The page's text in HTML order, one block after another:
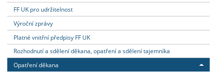
FF UK pro udržitelnost
Výroční zprávy
Platné vnitřní předpisy FF UK
Rozhodnutí a sdělení děkana, opatření a sdělení tajemníka
Opatření děkana